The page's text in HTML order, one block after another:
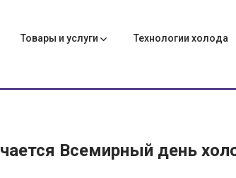
Товары и услуги Технологии холода
Всемирный день